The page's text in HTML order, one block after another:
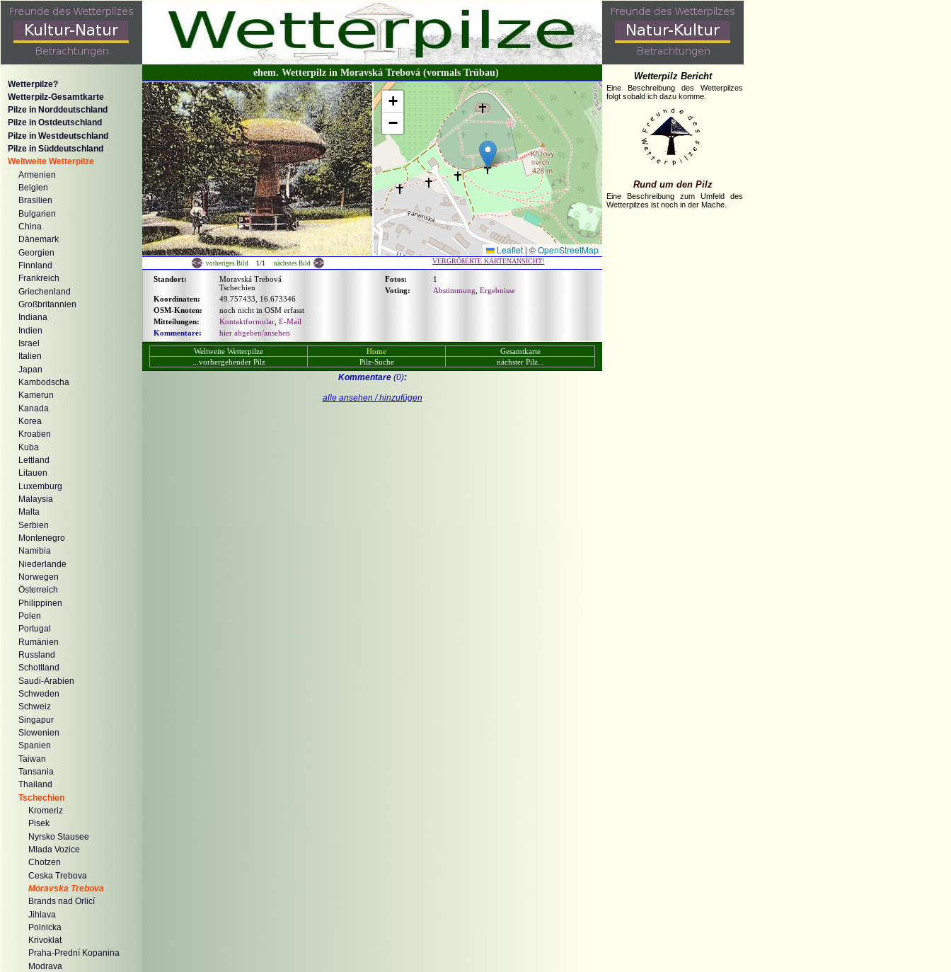
Wetterpilze?
Wetterpilz-Gesamtkarte
Pilze in Norddeutschland
Pilze in Ostdeutschland
Pilze in Westdeutschland
Pilze in Süddeutschland
Weltweite Wetterpilze
Armenien
Belgien
Brasilien
Bulgarien
China
Dänemark
Georgien
Finnland
Frankreich
Griechenland
Großbritannien
Indiana
Indien
Israel
Italien
Japan
Kambodscha
Kamerun
Kanada
Korea
Kroatien
Kuba
Lettland
Litauen
Luxemburg
Malaysia
Malta
Serbien
Montenegro
Namibia
Niederlande
Norwegen
Österreich
Philippinen
Polen
Portugal
Rumänien
Russland
Schottland
Saudi-Arabien
Schweden
Schweiz
Singapur
Slowenien
Spanien
Taiwan
Tansania
Thailand
Tschechien
Kromeriz
Pisek
Nyrsko Stausee
Mlada Vozice
Chotzen
Ceska Trebova
Moravska Trebova
Brands nad Orlicí
Jihlava
Polnicka
Krivoklat
Praha-Prední Kopanina
Modrava
ehem. Wetterpilz in Moravská Trebová (vormals Trübau)
+
−
Leaflet | ©OpenStreetMap
vorheriges Bild 1/1 nächstes Bild VERGRÖßERTE KARTENANSICHT!
Standort:
Moravská Trebová
Tschechien
Koordinaten:
49.757433, 16.673346
OSM-Knoten:
noch nicht in OSM erfasst
Mitteilungen:
Kontaktformular E-Mail
Kommentare:
hier abgeben/ansehen
Fotos:
1
Voting:
Abstimmung Ergebnisse
Weltweite Wetterpilze Home
Gesamtkarte
...vorhergehender Pilz
Pilz-Suche nächster Pilz...
Kommentare(0):
alle ansehen / hinzufügen
Wetterpilz Bericht
Eine Beschreibung des Wetterpilzes
folgt sobald ich dazu komme.
Rund um den Pilz
Eine Beschreibung zum Umfeld des
Wetterpilzes ist noch in der Mache.